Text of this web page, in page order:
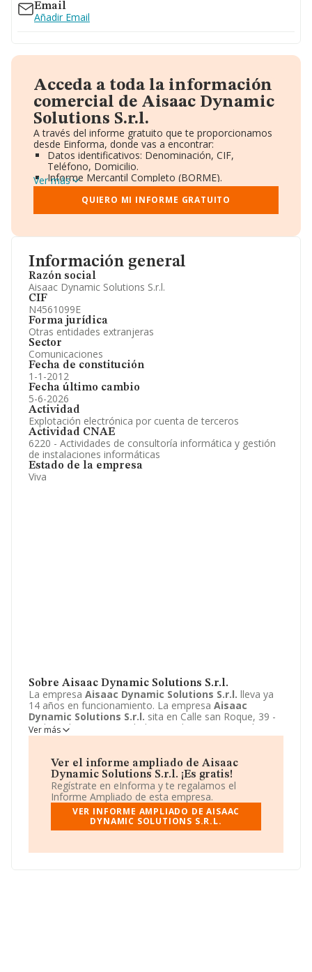
Información general
Razón social
Aisaac Dynamic Solutions S.r.l.
CIF
N4561099E
Forma jurídica
Otras entidades extranjeras
Sector
Comunicaciones
Fecha de constitución
1-1-2012
Fecha último cambio
5-6-2026
Actividad
Explotación electrónica por cuenta de terceros
Actividad CNAE
6220 - Actividades de consultoría informática y gestión
de instalaciones informáticas
Estado de la empresa
Viva
Sobre Aisaac Dynamic Solutions S.r.l.
La empresa Aisaac Dynamic Solutions S.r.l. lleva ya
14 años en funcionamiento. La empresa Aisaac
Dynamic Solutions S.r.l. sita en Calle san Roque, 39 -
BJ, lugo, lugo. La actividad CNAE de esta compañía es
6220 - Actividades de consultoría informática y gestión
Dynamic Solutions S.r.l.se registra como Otras
entidades extranjeras.
Ver más
Ver el informe ampliado de Aisaac
Dynamic Solutions S.r.l. ¡Es gratis!
Regístrate en eInforma y te regalamos el
Informe Ampliado de esta empresa.
VER INFORME AMPLIADO DE AISAAC
DYNAMIC SOLUTIONS S.R.L.
Email
Añadir Email
Acceda a toda la información
comercial de Aisaac Dynamic
Solutions S.r.l.
A través del informe gratuito que te proporcionamos
desde Einforma, donde vas a encontrar:
Datos identificativos: Denominación, CIF,
Teléfono, Domicilio.
Informe Mercantil Completo (BORME).
Gráficos de Evolución Ventas y Empleados.
Consejo de Administración y Administradores.
Directivos y Ejecutivos.
Información oficial y registral complementaria.
Ver más
QUIERO MI INFORME GRATUITO